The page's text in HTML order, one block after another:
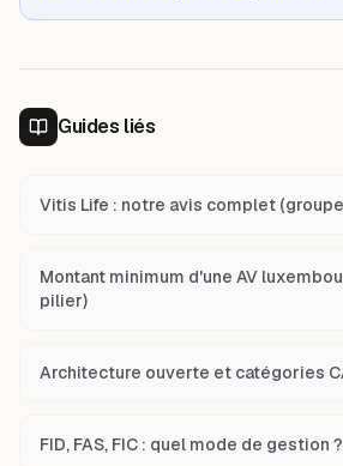
Guides liés
Vitis Life : notre avis complet
Montant minimum d'une AV
pilier)
Architecture ouverte et catégories
FID, FAS, FIC : quel mode de gestion ?